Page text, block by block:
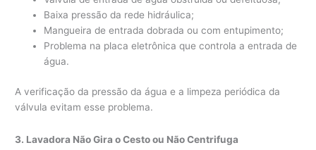
Baixa pressão da rede hidráulica;
Mangueira de entrada dobrada ou com entupimento;
Problema na placa eletrônica que controla a entrada de
água.
A verificação da pressão da água e a limpeza periódica da
válvula evitam esse problema.
3. Lavadora Não Gira o Cesto ou Não Centrifuga